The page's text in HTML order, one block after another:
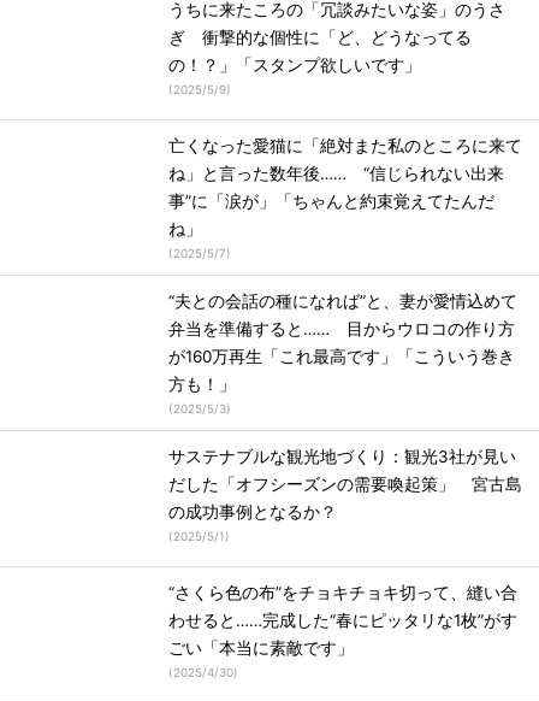
うちに来たころの「冗談みたいな姿」のうさ
ぎ 衝撃的な個性に「ど、どうなってる
の！？」「スタンプ欲しいです」
(2025/5/9)
亡くなった愛猫に「絶対また私のところに来て
ね」と言った数年後…… “信じられない出来
事”に「涙が」「ちゃんと約束覚えてたんだ
ね」
(2025/5/7)
“夫との会話の種になれば”と、妻が愛情込めて
弁当を準備すると…… 目からウロコの作り方
が160万再生「これ最高です」「こういう巻き
方も！」
(2025/5/3)
サステナブルな観光地づくり：観光3社が見い
だした「オフシーズンの需要喚起策」 宮古島
の成功事例となるか？
(2025/5/1)
“さくら色の布”をチョキチョキ切って、縫い合
わせると……完成した“春にピッタリな1枚”がす
ごい「本当に素敵です」
(2025/4/30)